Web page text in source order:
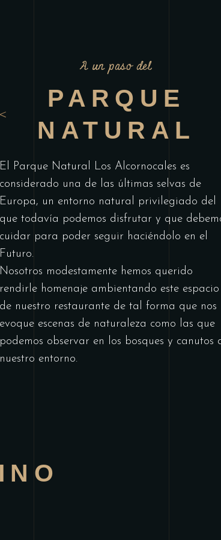
A un paso del
PARQUE
NATURAL
El Parque Natural Los Alcornocales es
considerado una de las últimas selvas de
Europa, un entorno natural privilegiado del
que todavía podemos disfrutar y que
cuidar para poder seguir haciéndolo en el
Futuro.
Nosotros modestamente hemos querido
rendirle homenaje ambientando este espacio
de nuestro restaurante de tal forma que nos
evoque escenas de naturaleza como las que
podemos observar en los bosques y canutos
nuestro entorno.